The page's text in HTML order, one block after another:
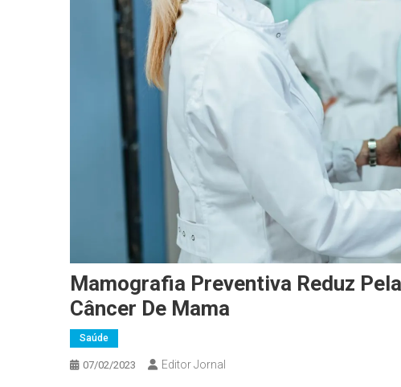
Mamografia Preventiva Reduz
Câncer De Mama
Saúde
07/02/2023 Editor Jornal